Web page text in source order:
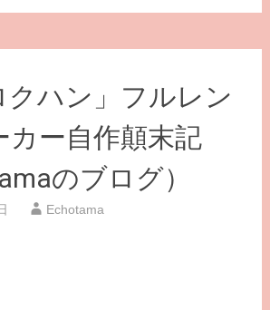
クハン」フルレン
カー自作顛末記
のブログ）
Echotama